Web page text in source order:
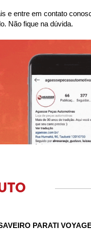
e entre em contato
Não fique na dúvida.
PARATI